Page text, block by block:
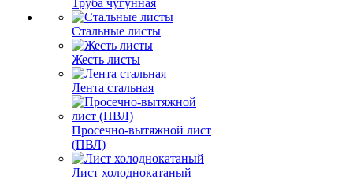
Труба чугунная
Стальные листы
Жесть листы
Лента стальная
Просечно-вытяжной лист
(ПВЛ)
Лист холоднокатаный